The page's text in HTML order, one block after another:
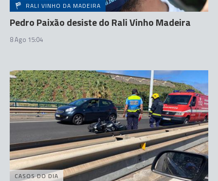
RALI VINHO DA MADEIRA
Pedro Paixão desiste do Rali Vinho Madeira
8 Ago 15:04
CASOS DO DIA